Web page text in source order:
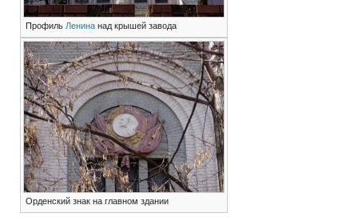
Профиль Ленинанад крышей завода
Орденский знак на главном здании